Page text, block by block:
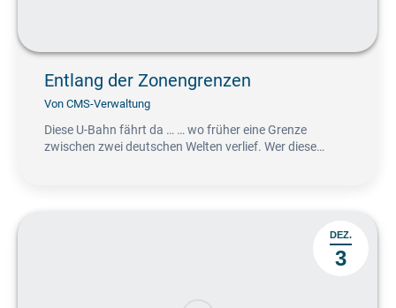
Entlang der Zonengrenzen
Von CMS-Verwaltung
Diese U-Bahn fährt da … … wo früher eine Grenze
zwischen zwei deutschen Welten verlief. Wer diese…
DEZ.
3